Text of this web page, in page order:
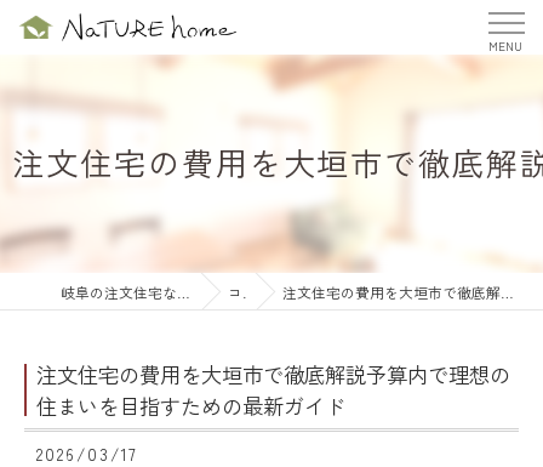
注文住宅の費用を大垣市で徹底解
コラム 注文住宅の費用を大垣市で徹底解説予算内で理想の住まいを目指すための最新ガイド
注文住宅の費用を大垣市で徹底解説予算内で理想の
住まいを目指すための最新ガイド
2026/03/17